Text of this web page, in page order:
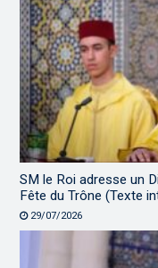
SM le Roi adresse un
Fête du Trône (Texte
29/07/2026